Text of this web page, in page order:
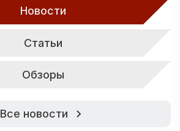
Новости
Статьи
Обзоры
Все новости